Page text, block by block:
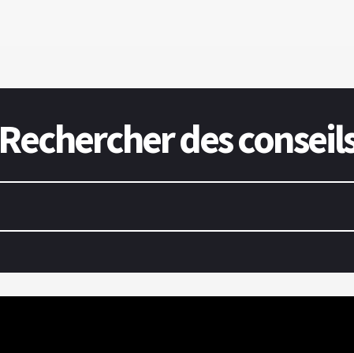
Rechercher des